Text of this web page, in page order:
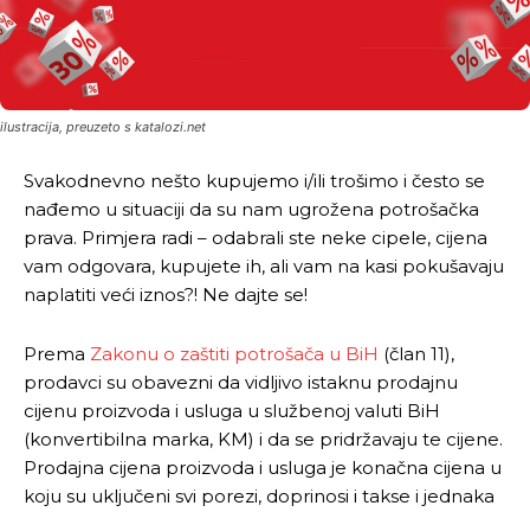
ilustracija, preuzeto s katalozi.net
Svakodnevno nešto kupujemo i/ili trošimo i često se
nađemo u situaciji da su nam ugrožena potrošačka
prava. Primjera radi – odabrali ste neke cipele, cijena
vam odgovara, kupujete ih, ali vam na kasi pokušavaju
naplatiti veći iznos?! Ne dajte se!
Prema Zakonu o zaštiti potrošača u BiH (član 11),
prodavci su obavezni da vidljivo istaknu prodajnu
cijenu proizvoda i usluga u službenoj valuti BiH
(konvertibilna marka, KM) i da se pridržavaju te cijene.
Prodajna cijena proizvoda i usluga je konačna cijena u
koju su uključeni svi porezi, doprinosi i takse i jednaka